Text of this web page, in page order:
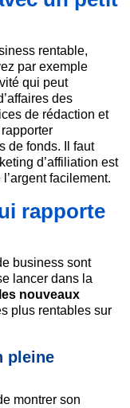
rentable,
par exemple
qui peut
des
de rédaction et
de fonds. Il faut
d’affiliation est
facilement.
rapporte
business sont
lancer dans la
les nouveaux
plus rentables sur
pleine
montrer son